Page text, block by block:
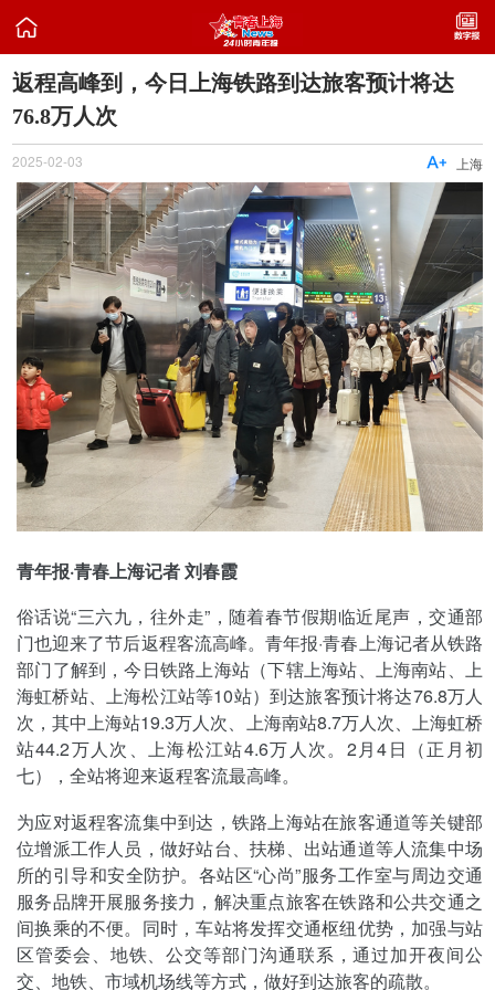

返程高峰到，今日上海铁路到达旅客预计将达
76.8万人次
2025-02-03 上海

青年报·青春上海记者 刘春霞
俗话说“三六九，往外走”，随着春节假期临近尾声，交通部
门也迎来了节后返程客流高峰。青年报·青春上海记者从铁路
部门了解到，今日铁路上海站（下辖上海站、上海南站、上
海虹桥站、上海松江站等10站）到达旅客预计将达76.8万人
次，其中上海站19.3万人次、上海南站8.7万人次、上海虹桥
站44.2万人次、上海松江站4.6万人次。2月4日（正月初
七），全站将迎来返程客流最高峰。
为应对返程客流集中到达，铁路上海站在旅客通道等关键部
位增派工作人员，做好站台、扶梯、出站通道等人流集中场
所的引导和安全防护。各站区“心尚”服务工作室与周边交通
服务品牌开展服务接力，解决重点旅客在铁路和公共交通之
间换乘的不便。同时，车站将发挥交通枢纽优势，加强与站
区管委会、地铁、公交等部门沟通联系，通过加开夜间公
交、地铁、市域机场线等方式，做好到达旅客的疏散。